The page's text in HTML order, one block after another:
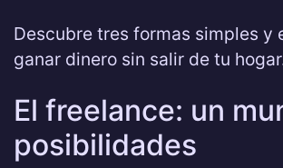
Descubre tres formas simples y
ganar dinero sin salir de tu
El freelance: un
posibilidades